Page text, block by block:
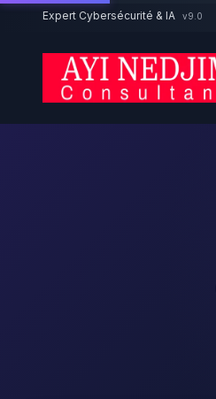
Aller au contenu principal
Expert Cybersécurité & IA v9.0